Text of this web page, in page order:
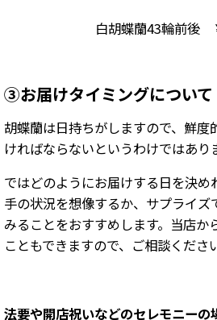
白胡蝶蘭43輪前後
③お届けタイミングについて
胡蝶蘭は日持ちがしますので、鮮度
ければならないというわけではあり
ではどのようにお届けする日を決め
手の状況を想像するか、サプライズ
みることをおすすめします。当店か
こともできますので、ご相談くださ
法要や開店祝いなどのセレモニーの